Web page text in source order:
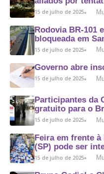
15 de julho de 2025
Rodovia BR-101
bloqueada em
15 de julho de 2025
Governo abre
15 de julho de 2025
Participantes da
gratuito para o
15 de julho de 2025
Feira em frente
(SP) pode ser
15 de julho de 2025